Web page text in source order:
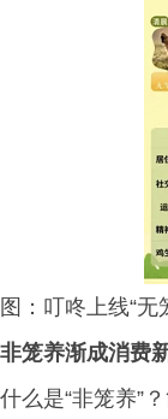
图：叮咚上线“无
非笼养渐成消费
什么是“非笼养”